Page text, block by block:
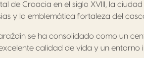
de Croacia en el siglo XVIII, la
y la emblemática fortaleza del
se ha consolidado como un
calidad de vida y un entorno